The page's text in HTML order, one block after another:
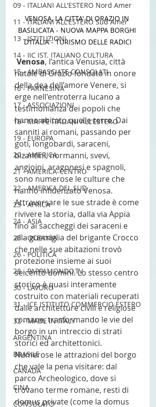
09 - ITALIANI ALL'ESTERO Nord Amer
11 - ITALIANI ALL'ESTERO Sud Amer
13 - ISTITUZIONI
14 - IIC IST. ITALIANO CULTURA
15 - AMBASCIATE CONSOLATI
16 - FARNESINA
17 - ASSOCIAZIONI
18 - MAPPE ITALIANI ALL'ESTERO
19 - EUROPA
20 - AMERICA
21 - AMERICA-CENTRO
22 - AMERICA DEL SUD
23 - AFRICA
24 - ASIA
25 - OCEANIA
26 - POLITICA
28 - PAPPAMONDO.TV
30 - LAVORO
31 - ICE ISTITUTO COMMERCIO ESTERO
32 - MADE IN ITALY
ARGENTINA
BRASILE
CANADA
CINA
CONSOLATO
VENOSA, LA CITTA' DI ORAZIO IN
BASILICATA - NUOVA MAPPA BORGHI
D’ITALIA - TURISMO DELLE RADICI
Venosa, l’antica Venusia, città
natale di Orazio fondata in onore
della dea dell’amore Venere, si
erge nell'entroterra lucano a
testimonianza dei popoli che
hanno abitato quelle terre. Dai
sanniti ai romani, passando per
goti, longobardi, saraceni,
bizantini, normanni, svevi,
angioini, aragonesi e spagnoli,
sono numerose le culture che
hanno influenzato Venosa.
Attraversare le sue strade è come
rivivere la storia, dalla via Appia
fino ai saccheggi dei saraceni e
alla guerriglia del brigante Crocco
che nelle sue abitazioni trovò
protezione insieme ai suoi
seicento uomini. Lo stesso centro
storico è quasi interamente
costruito con materiali recuperati
dalle architetture civili e religiose
romane, trasformando le vie del
borgo in un intreccio di strati
storici ed architettonici.
Numerose le attrazioni del borgo
che vale la pena visitare: dal
parco Archeologico, dove si
trovano terme romane, resti di
domus private (come la domus